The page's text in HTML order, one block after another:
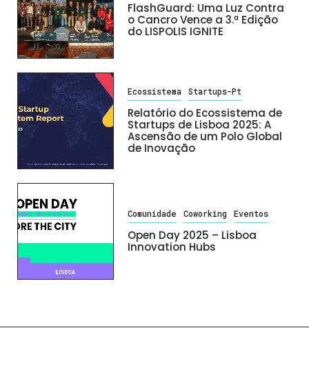
FlashGuard: Uma Luz Contra
o Cancro Vence a 3.ª Edição
do LISPOLIS IGNITE
Ecossistema Startups-Pt
Relatório do Ecossistema de
Startups de Lisboa 2025: A
Ascensão de um Polo Global
de Inovação
Comunidade Coworking Eventos
Open Day 2025 – Lisboa
Innovation Hubs